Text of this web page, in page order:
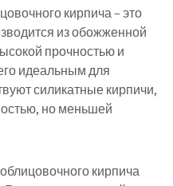
кирпича – это
из обожженной
прочностью и
идеальным для
силикатные кирпичи,
но меньшей
кирпича